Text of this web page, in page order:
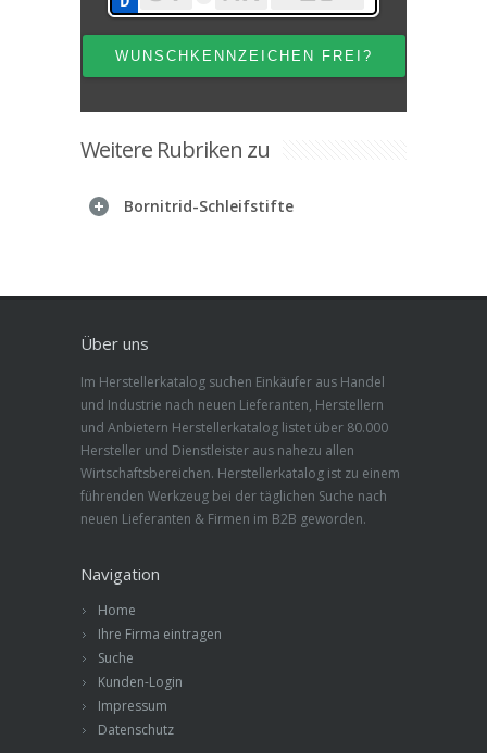
Weitere Rubriken zu
Bornitrid-Schleifstifte
Über uns
Im Herstellerkatalog suchen Einkäufer aus Handel
und Industrie nach neuen Lieferanten, Herstellern
und Anbietern Herstellerkatalog listet über 80.000
Hersteller und Dienstleister aus nahezu allen
Wirtschaftsbereichen. Herstellerkatalog ist zu einem
führenden Werkzeug bei der täglichen Suche nach
neuen Lieferanten & Firmen im B2B geworden.
Navigation
Home
Ihre Firma eintragen
Suche
Kunden-Login
Impressum
Datenschutz